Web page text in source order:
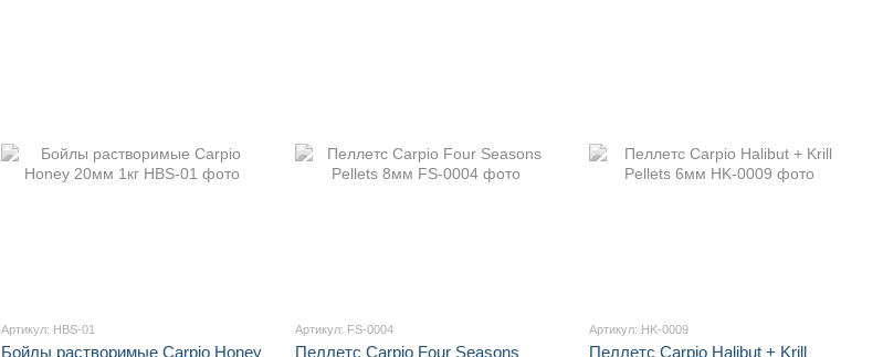
Артикул: HBS-01
Бойлы растворимые Carpio Honey
Артикул: FS-0004
Пеллетс Carpio Four Seasons
Артикул: HK-0009
Пеллетс Carpio Halibut + Krill